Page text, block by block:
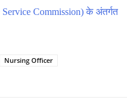
Commission) के अंतर्गत
Nursing Officer